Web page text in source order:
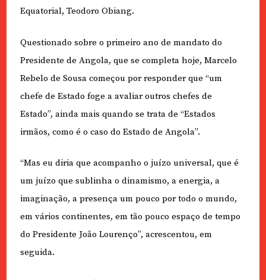
Equatorial, Teodoro Obiang.
Questionado sobre o primeiro ano de mandato do
Presidente de Angola, que se completa hoje, Marcelo
Rebelo de Sousa começou por responder que “um
chefe de Estado foge a avaliar outros chefes de
Estado”, ainda mais quando se trata de “Estados
irmãos, como é o caso do Estado de Angola”.
“Mas eu diria que acompanho o juízo universal, que é
um juízo que sublinha o dinamismo, a energia, a
imaginação, a presença um pouco por todo o mundo,
em vários continentes, em tão pouco espaço de tempo
do Presidente João Lourenço”, acrescentou, em
seguida.